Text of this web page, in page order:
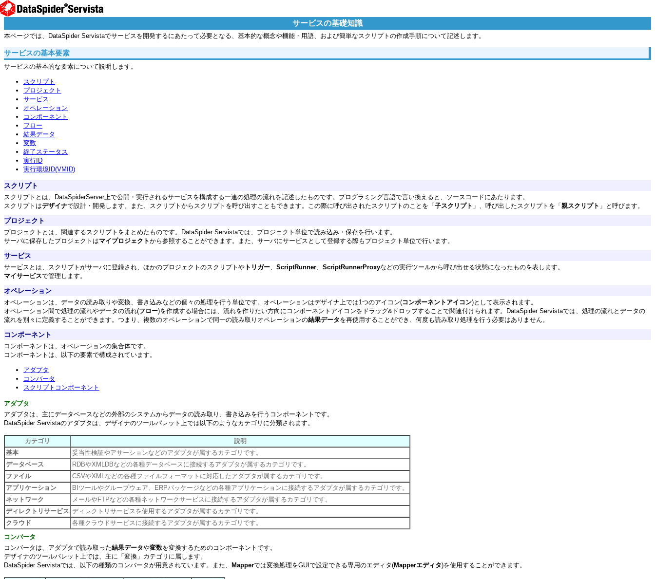
サービスの基礎知識
本ページでは、DataSpider Servistaでサービスを開発するにあたって必要となる、基本的な概念や機能・用語、および簡単なスクリプトの作成手順について記述します。
サービスの基本要素
サービスの基本的な要素について説明します。
スクリプト
プロジェクト
サービス
オペレーション
コンポーネント
フロー
結果データ
変数
終了ステータス
実行ID
実行環境ID(VMID)
スクリプト
スクリプトとは、DataSpiderServer上で公開・実行されるサービスを構成する一連の処理の流れを記述したものです。プログラミング言語で言い換えると、ソースコードにあたります。
スクリプトはデザイナで設計・開発します。また、スクリプトからスクリプトを呼び出すこともできます。この際に呼び出されたスクリプトのことを「 子スクリプト 」、呼び出したスクリプトを「 親スクリプト 」と呼びます。
プロジェクト
プロジェクトとは、関連するスクリプトをまとめたものです。DataSpider Servistaでは、プロジェクト単位で読み込み・保存を行います。
サーバに保存したプロジェクトはマイプロジェクトから参照することができます。また、サーバにサービスとして登録する際もプロジェクト単位で行います。
サービス
サービスとは、スクリプトがサーバに登録され、ほかのプロジェクトのスクリプトや トリガー、 ScriptRunner、 ScriptRunnerProxyなどの実行ツールから呼び出せる状態になったものを表します。
マイサービスで管理します。
オペレーション
オペレーションは、データの読み取りや変換、書き込みなどの個々の処理を行う単位です。オペレーションはデザイナ上では1つのアイコン(コンポーネントアイコン)として表示されます。
オペレーション間で処理の流れやデータの流れ(フロー)を作成する場合には、流れを作りたい方向にコンポーネントアイコンをドラッグ&ドロップすることで関連付けられます。DataSpider Servistaでは、処理の流れとデータの
流れを別々に定義することができます。つまり、複数のオペレーションで同一の読み取りオペレーションの結果データを再使用することができ、何度も読み取り処理を行う必要はありません。
コンポーネント
コンポーネントは、オペレーションの集合体です。
コンポーネントは、以下の要素で構成されています。
アダプタ
コンバータ
スクリプトコンポーネント
アダプタ
アダプタは、主にデータベースなどの外部のシステムからデータの読み取り、書き込みを行うコンポーネントです。
DataSpider Servistaのアダプタは、デザイナのツールパレット上では以下のようなカテゴリに分類されます。
カテゴリ
説明
基本
妥当性検証やアサーションなどのアダプタが属するカテゴリです。
データベース
RDBやXMLDBなどの各種データベースに接続するアダプタが属するカテゴリです。
ファイル
CSVやXMLなどの各種ファイルフォーマットに対応したアダプタが属するカテゴリです。
アプリケーション
BIツールやグループウェア、ERPパッケージなどの各種アプリケーションに接続するアダプタが属するカテゴリです。
ネットワーク
メールやFTPなどの各種ネットワークサービスに接続するアダプタが属するカテゴリです。
ディレクトリサービス ディレクトリサービスを使用するアダプタが属するカテゴリです。
クラウド
各種クラウドサービスに接続するアダプタが属するカテゴリです。
コンバータ
コンバータは、アダプタで読み取った結果データや変数を変換するためのコンポーネントです。
デザイナのツールパレット上では、主に「変換」カテゴリに属します。
DataSpider Servistaでは、以下の種類のコンバータが用意されています。また、
Mapperでは変換処理をGUIで設定できる専用のエディタ(Mapperエディタ)を使用することができます。